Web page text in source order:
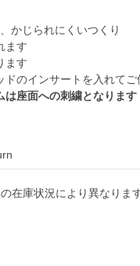
かじられにくいつくり
ます
ます
のインサートを入れて
座面への刺繍となりま
在庫状況により異なります